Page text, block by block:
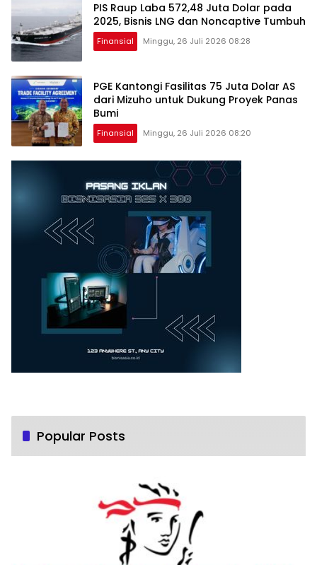
PIS Raup Laba 572,48 Juta Dolar pada
2025, Bisnis LNG dan Noncaptive Tumbuh
Finansial Minggu, 26 Juli 2026 08:28
PGE Kantongi Fasilitas 75 Juta Dolar AS
dari Mizuho untuk Dukung Proyek Panas
Bumi
Finansial Minggu, 26 Juli 2026 08:20
Popular Posts